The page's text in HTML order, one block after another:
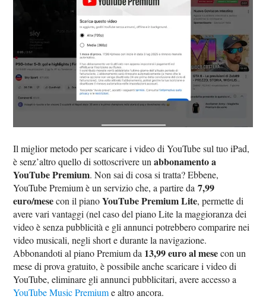
Il miglior metodo per scaricare i video di YouTube sul tuo iPad,
è senz’altro quello di sottoscrivere unabbonamento a
YouTube Premium. Non sai di cosa si tratta? Ebbene,
YouTube Premium è un servizio che, a partire da7,99
euro/mesecon il pianoYouTube Premium Lite, permette di
avere vari vantaggi (nel caso del piano Lite la maggioranza dei
video è senza pubblicità e gli annunci potrebbero comparire nei
video musicali, negli short e durante la navigazione.
Abbonandoti al piano Premium da 13,99 euro al mesecon un
mese di prova gratuito, è possibile anche scaricare i video di
YouTube, eliminare gli annunci pubblicitari, avere accesso a
YouTube Music Premiume altro ancora.